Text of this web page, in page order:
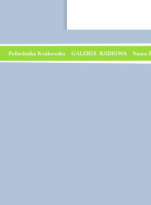
Poliechnika Krakowska GALERIA RADIOWA Nasza